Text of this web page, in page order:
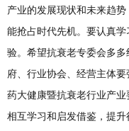
产业的发展现状和未来趋
能抢占时代先机。要认真
验。希望抗衰老专委会多
府、行业协会、经营主体
药大健康暨抗衰老行业产
相互学习和启发借鉴，提